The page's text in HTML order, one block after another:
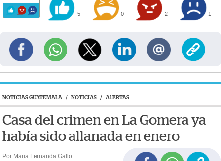
5 0 2 1
NOTICIAS GUATEMALA / NOTICIAS / ALERTAS
Casa del crimen en La Gomera ya
había sido allanada en enero
Por Maria Fernanda Gallo